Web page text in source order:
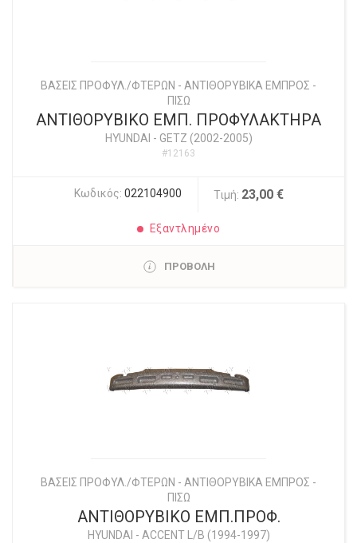
ΒΑΣΕΙΣ ΠΡΟΦΥΛ./ΦΤΕΡΩΝ - ΑΝΤΙΘΟΡΥΒΙΚΑ ΕΜΠΡΟΣ -
ΠΙΣΩ
ΑΝΤΙΘΟΡΥΒΙΚΟ ΕΜΠ. ΠΡΟΦΥΛΑΚΤΗΡΑ
HYUNDAI - GETZ (2002-2005)
#12163
Κωδικός: 022104900 Τιμή: 23,00 €
Εξαντλημένο
ΠΡΟΒΟΛΗ
ΒΑΣΕΙΣ ΠΡΟΦΥΛ./ΦΤΕΡΩΝ - ΑΝΤΙΘΟΡΥΒΙΚΑ ΕΜΠΡΟΣ -
ΠΙΣΩ
ΑΝΤΙΘΟΡΥΒΙΚΟ ΕΜΠ.ΠΡΟΦ.
HYUNDAI - ACCENT L/B (1994-1997)